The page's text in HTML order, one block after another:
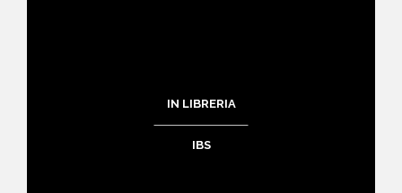
IN LIBRERIA
IBS